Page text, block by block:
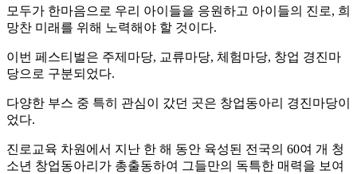
모두가 한마음으로 우리 아이들을 응원하고 아이들의 진로, 희
망찬 미래를 위해 노력해야 할 것이다.
이번 페스티벌은 주제마당, 교류마당, 체험마당, 창업 경진마
당으로 구분되었다.
다양한 부스 중 특히 관심이 갔던 곳은 창업동아리 경진마당이
었다.
진로교육 차원에서 지난 한 해 동안 육성된 전국의 60여 개 청
소년 창업동아리가 총출동하여 그들만의 독특한 매력을 보여